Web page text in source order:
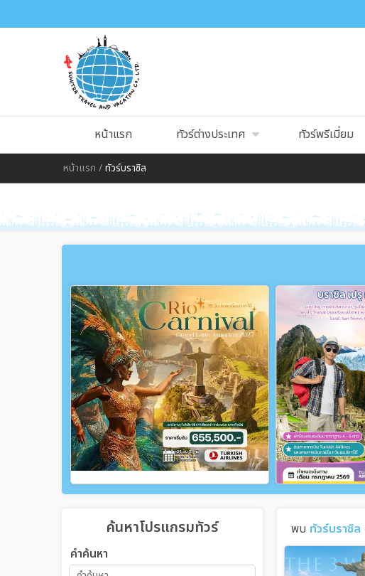
หน้าแรก ทัวร์ต่างประเทศ ทัวร์พรีเมี่ยม
หน้าแรก /ทัวร์บราซิล
ค้นหาโปรแกรมทัวร์
คำค้นหา
พบ ทัวร์บราซิล